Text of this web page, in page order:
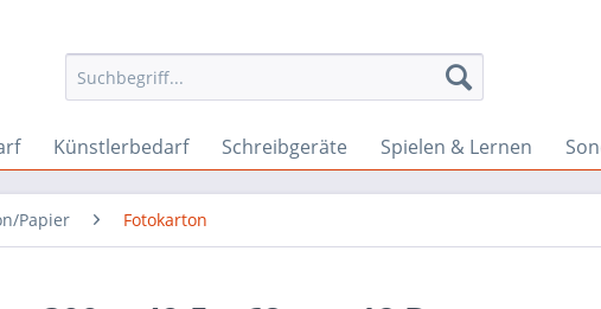
Künstlerbedarf Schreibgeräte Spielen & Lernen
Papier Fotokarton